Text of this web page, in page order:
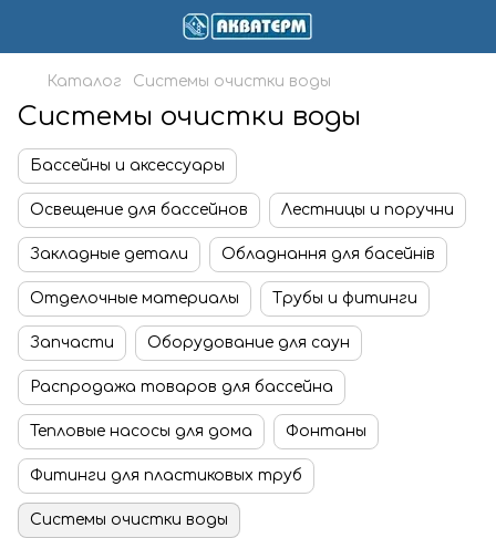
Каталог Системы очистки воды
Системы очистки воды
Бассейны и аксессуары
Освещение для бассейнов Лестницы и поручни
Закладные детали Обладнання для басейнів
Отделочные материалы Трубы и фитинги
Запчасти Оборудование для саун
Распродажа товаров для бассейна
Тепловые насосы для дома Фонтаны
Фитинги для пластиковых труб
Системы очистки воды